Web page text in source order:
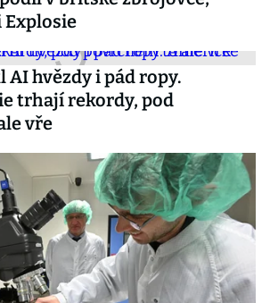
AI hvězdy i pád ropy.
trhají rekordy, pod
vře